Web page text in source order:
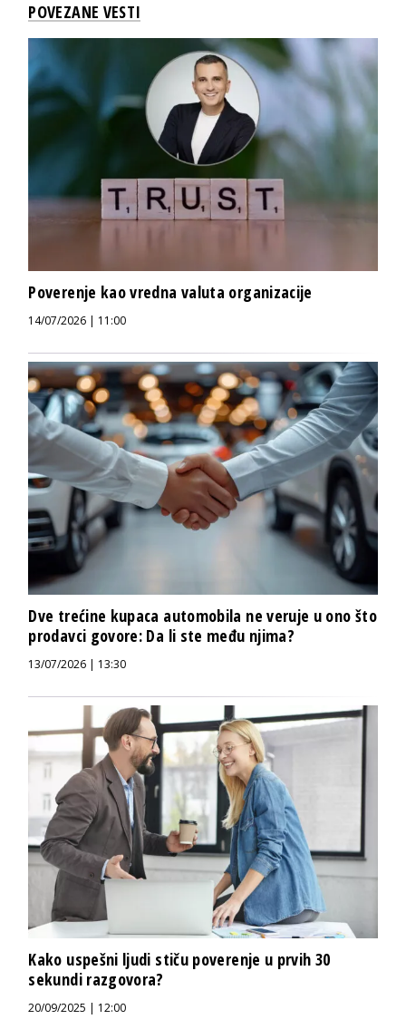
POVEZANE VESTI
Poverenje kao vredna valuta organizacije
14/07/2026 | 11:00
Dve trećine kupaca automobila ne veruje u ono što
prodavci govore: Da li ste među njima?
13/07/2026 | 13:30
Kako uspešni ljudi stiču poverenje u prvih 30
sekundi razgovora?
20/09/2025 | 12:00